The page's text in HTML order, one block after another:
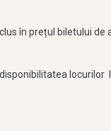
în prețul biletului de
locurilor